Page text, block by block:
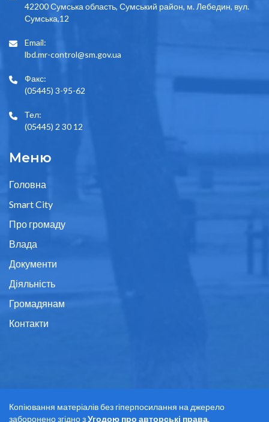
42200 Сумська область, Сумський район, м. Лебедин, вул.
Сумська,12
Email:
lbd.mr-control@sm.gov.ua
Факс:
(05445) 3-95-62
Тел:
(05445) 2 30 12
Меню
Головна
Smart City
Про громаду
Влада
Документи
Діяльність
Громадянам
Контакти
Копіювання матеріалів без гіперпосилання на джерело
заборонено згідно зУгодою про авторські права.